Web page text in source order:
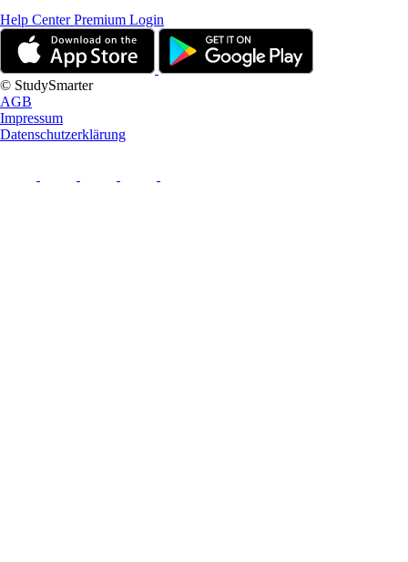
Help CenterPremium Login
© StudySmarter
AGB
Impressum
Datenschutzerklärung